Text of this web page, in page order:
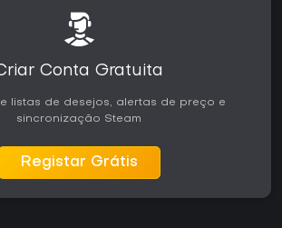
Conta Gratuita
listas de desejos, alertas de preço e
sincronização Steam
Registar Grátis